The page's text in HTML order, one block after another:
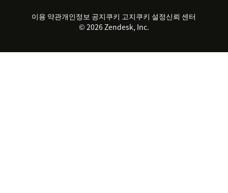
실시간 채팅
클라이언트 포털
지속 가능성 보고서
Zendesk Foundation
법적 정보
2026 CX 트렌드
제품 업데이트
고객 서비스 소프트웨어
헬프 데스크 통합 티켓 관리 소
이용 약관개인정보 공지쿠키 고지쿠키 설정신뢰 센터
© 2026 Zendesk, Inc.